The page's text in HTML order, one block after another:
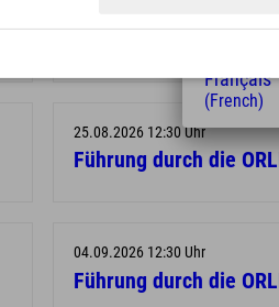
Führung durch die
25.08.2026 12:30 Uhr
Führung durch die
04.09.2026 12:30 Uhr
Führung durch die
Français
(French)